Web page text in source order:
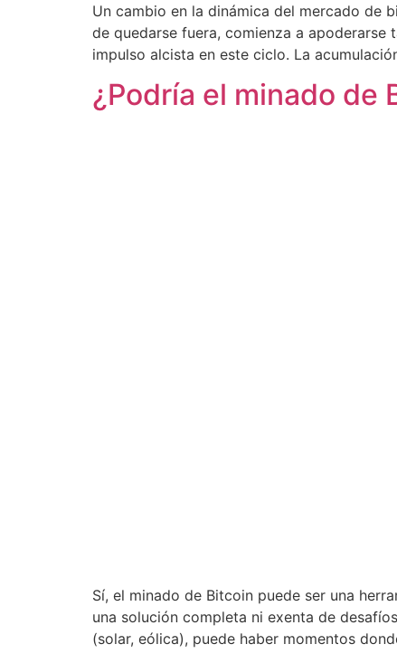
Un cambio en la dinámica del mercado de
de quedarse fuera, comienza a
impulso alcista en este ciclo. La
¿Podría el minado de
Sí, el minado de Bitcoin puede ser una
una solución completa ni exenta de
(solar, eólica), puede haber momentos